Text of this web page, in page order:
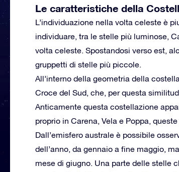
Le caratteristiche della
L’individuazione nella volta celeste è
individuare, tra le stelle più luminose,
volta celeste. Spostandosi verso est,
gruppetti di stelle più piccole.
All’interno della geometria della
Croce del Sud, che, per questa
Anticamente questa costellazione
proprio in Carena, Vela e Poppa,
Dall’emisfero australe è possibile
dell’anno, da gennaio a fine maggio,
mese di giugno. Una parte delle stelle